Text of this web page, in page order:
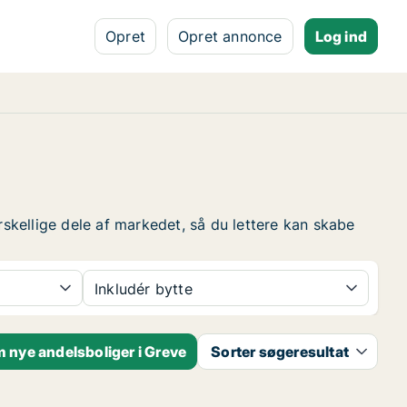
Opret Opret annonce Log ind
dele af markedet, så du lettere kan skabe
Inkludér bytte
nye andelsboliger i Greve Sorter søgeresultat